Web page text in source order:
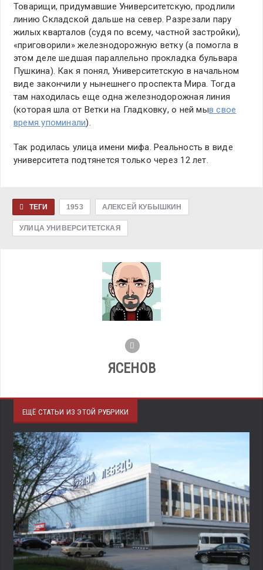
Товарищи, придумавшие Университетскую, продлили
линию Складской дальше на север. Разрезали пару
жилых кварталов (судя по всему, частной застройки),
«приговорили» железнодорожную ветку (а помогла в
этом деле шедшая параллельно прокладка бульвара
Пушкина). Как я понял, Университетскую в начальном
виде закончили у нынешнего проспекта Мира. Тогда
там находилась еще одна железнодорожная линия
(которая шла от Ветки на Гладковку, о ней мыв свое
время упоминали).
Так родилась улица имени мифа. Реальность в виде
университета подтянется только через 12 лет.
ТЕГИ 1953 АЛЕКСЕЙ КУБЫШКИН
УЛИЦА УНИВЕРСИТЕТСКАЯ
ЯСЕНОВ
ЕЩЁ СТАТЬИ ИЗ ЭТОЙ РУБРИКИ